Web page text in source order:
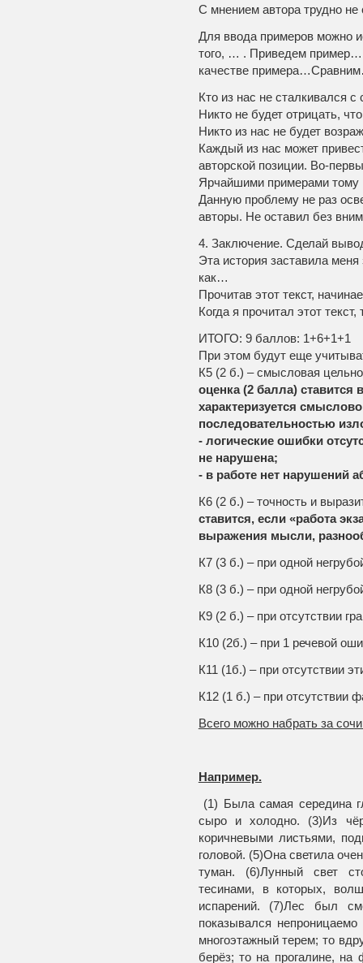
С мнением автора трудно не
Для ввода примеров можно
того, … . Приведем
качестве
Кто из нас не сталкивался
Никто не будет отрицать,
Никто из нас не будет
Каждый из нас может
авторской позиции. Во-
Ярчайшими примерами
Данную проблему не раз
авторы. Не оставил без
4. Заключение. Сделай
Эта история заставила
как…
Прочитав этот текст,
Когда я прочитал этот
ИТОГО: 9 баллов: 1+6+1+1
При этом будут еще
К5 (2 б.) – смысловая
оценка (2 балла) ставится
характеризуется
последовательностью
- логические ошибки
не нарушена;
- в работе нет нарушений
К6 (2 б.) – точность и
ставится, если «работа
выражения мысли,
К7 (3 б.) – при одной
К8 (3 б.) – при одной
К9 (2 б.) – при отсутствии
К10 (2б.) – при 1 речевой
К11 (1б.) – при отсутствии
К12 (1 б.) – при отсутствии
Всего можно набрать за
Например.
(1) Была самая середина
сыро и холодно. (3)Из
коричневыми листьями,
головой. (5)Она светила
туман. (6)Лунный свет
тесинами, в которых,
испарений. (7)Лес был
показывался
многоэтажный терем; то
берёз; то на прогалине, на